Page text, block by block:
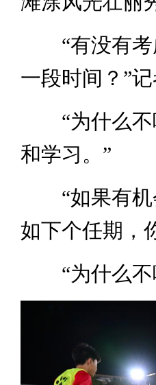
“有没有考
一段时间？”记
“为什么不
和学习。”
“如果有机
如下个任期，
“为什么